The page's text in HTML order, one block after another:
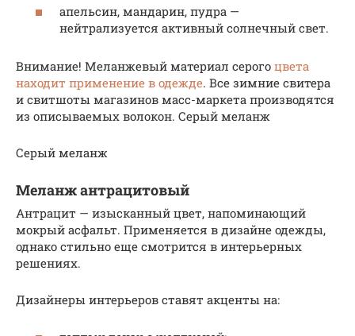
апельсин, мандарин, пудра —
нейтрализуется активный солнечный свет.
Внимание! Меланжевый материал серого цвета
находит применение в одежде. Все зимние свитера
и свитшоты магазинов масс-маркета производятся
из описываемых волокон. Серый меланж
Серый меланж
Меланж антрацитовый
Антрацит — изысканный цвет, напоминающий
мокрый асфальт. Применяется в дизайне одежды,
однако стильно еще смотрится в интерьерных
решениях.
Дизайнеры интерьеров ставят акценты на: